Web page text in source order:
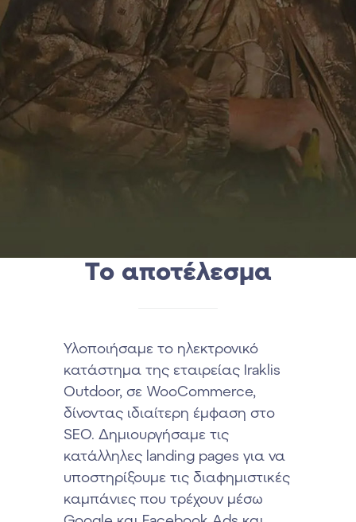
Το αποτέλεσμα
Υλοποιήσαμε το ηλεκτρονικό
κατάστημα της εταιρείας Iraklis
Outdoor, σε WooCommerce,
δίνοντας ιδιαίτερη έμφαση στο
SEO. Δημιουργήσαμε τις
κατάλληλες landing pages για να
υποστηρίξουμε τις διαφημιστικές
καμπάνιες που τρέχουν μέσω